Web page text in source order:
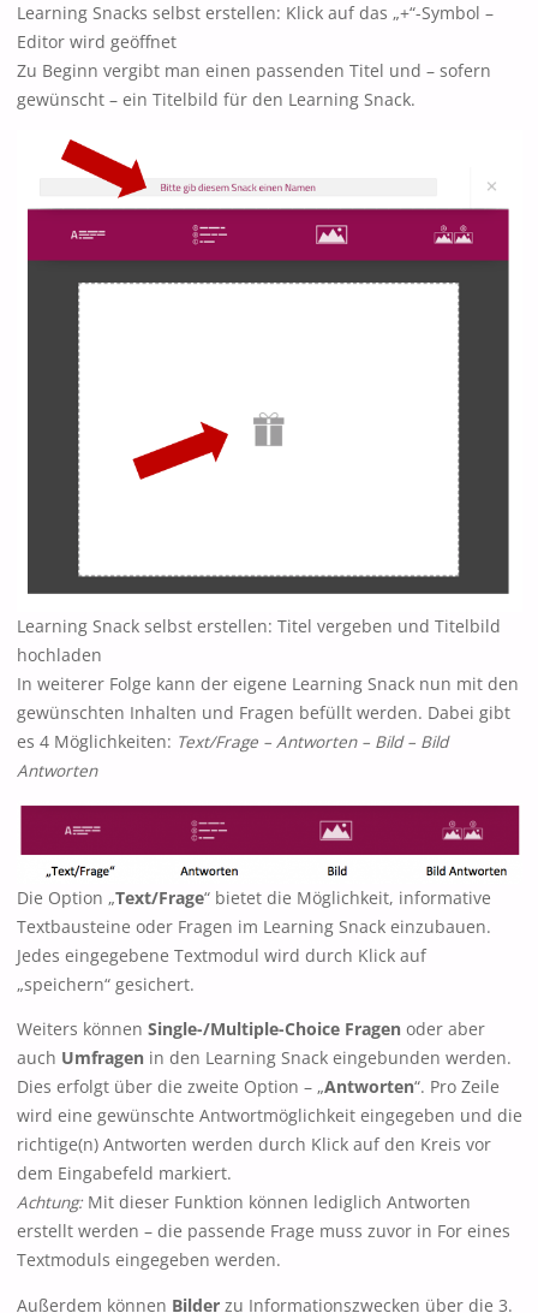
Learning Snacks selbst erstellen: Klick auf das „+“-Symbol –
Editor wird geöffnet
Zu Beginn vergibt man einen passenden Titel und – sofern
gewünscht – ein Titelbild für den Learning Snack.
Learning Snack selbst erstellen: Titel vergeben und Titelbild
hochladen
In weiterer Folge kann der eigene Learning Snack nun mit den
gewünschten Inhalten und Fragen befüllt werden. Dabei gibt
es 4 Möglichkeiten: Text/Frage – Antworten – Bild – Bild
Antworten
Die Option „Text/Frage“ bietet die Möglichkeit, informative
Textbausteine oder Fragen im Learning Snack einzubauen.
Jedes eingegebene Textmodul wird durch Klick auf
„speichern“ gesichert.
Weiters können Single-/Multiple-Choice Fragenoder aber
auch Umfragenin den Learning Snack eingebunden werden.
Dies erfolgt über die zweite Option – „Antworten“. Pro Zeile
wird eine gewünschte Antwortmöglichkeit eingegeben und die
richtige(n) Antworten werden durch Klick auf den Kreis vor
dem Eingabefeld markiert.
Achtung:Mit dieser Funktion können lediglich Antworten
erstellt werden – die passende Frage muss zuvor in For eines
Textmoduls eingegeben werden.
Außerdem können Bilderzu Informationszwecken über die 3.